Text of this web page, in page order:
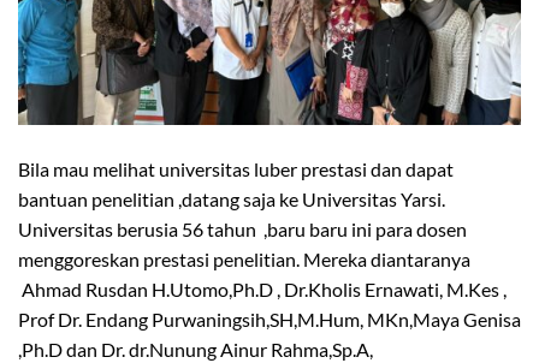
Bila mau melihat universitas luber prestasi dan dapat
bantuan penelitian ,datang saja ke Universitas Yarsi.
Universitas berusia 56 tahun ,baru baru ini para dosen
menggoreskan prestasi penelitian. Mereka diantaranya
Ahmad Rusdan H.Utomo,Ph.D , Dr.Kholis Ernawati, M.Kes ,
Prof Dr. Endang Purwaningsih,SH,M.Hum, MKn,Maya Genisa
,Ph.D dan Dr. dr.Nunung Ainur Rahma,Sp.A,